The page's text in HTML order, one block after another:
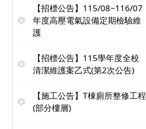
【招標公告】115/08~116/07
年度高壓電氣設備定期檢驗維
護
【招標公告】115學年度全校
清潔維護案乙式(第2次公告)
【施工公告】T棟廁所整修工程
(部分樓層)